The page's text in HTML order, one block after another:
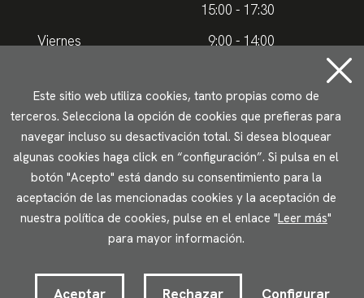
15:00 - 17:30
Viernes
9:00 - 14:00
Horario de verano
Lunes a jueves
9.00 - 15.00
Viernes
9:00 - 14:00
Aviso legal Política de privacidad
Uso de cookies
Accesibilidad
Este sitio web utiliza cookies, tanto propias como de
terceros. Selecciona la opción de cookies que prefieras para
navegar incluso su desactivación total. Si desea bloquear
algunas cookies haga click en “configuración”. Si pulsa en el
botón "Acepto" está dando su consentimiento para la
aceptación de las mencionadas cookies y la aceptación de
nuestra política de cookies, pulse en el enlace "Leer más"
para mayor información.
Aceptar Rechazar Configurar